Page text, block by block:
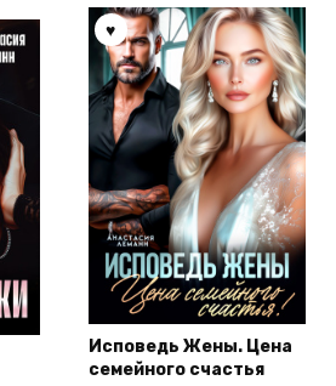
Исповедь Жены. Цена
семейного счастья